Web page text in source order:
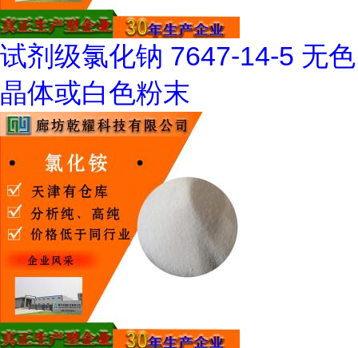
试剂级氯化钠 7647-14-5 无色
晶体或白色粉末